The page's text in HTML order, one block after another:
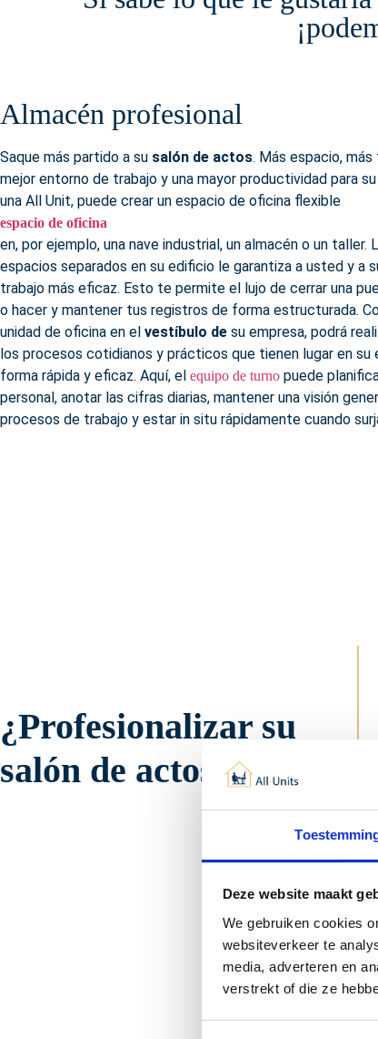
Deze website maakt
We gebruiken cookies
websiteverkeer te
media, adverteren en
verstrekt of die ze
Almacén profesional
Saque más partido a su salón de actos. Más espacio, más
mejor entorno de trabajo y una mayor productividad para
una All Unit, puede crear un espacio de oficina flexible
espacio de oficina
en, por ejemplo, una nave industrial, un almacén o un taller.
espacios separados en su edificio le garantiza a usted y a
trabajo más eficaz. Esto te permite el lujo de cerrar una
o hacer y mantener tus registros de forma estructurada.
unidad de oficina en el vestíbulo de su empresa, podrá
los procesos cotidianos y prácticos que tienen lugar en su
forma rápida y eficaz. Aquí, el equipo de turno puede
personal, anotar las cifras diarias, mantener una visión
procesos de trabajo y estar in situ rápidamente cuando
¿Profesionalizar su
salón de actos?